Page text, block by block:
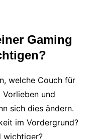
Gaming
welche Couch für
Vorlieben und
sich dies ändern.
im Vordergrund?
wichtiger?